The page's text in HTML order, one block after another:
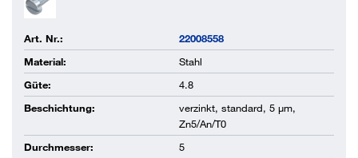
Art. Nr.:
22008558
Material:
Stahl
Güte:
4.8
Beschichtung:
verzinkt, standard, 5 µm,
Zn5/An/T0
Durchmesser:
5